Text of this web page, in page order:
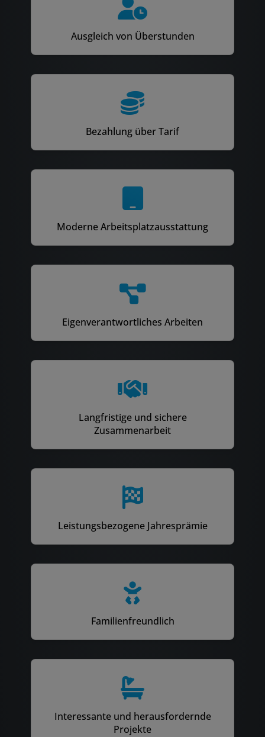
Ausgleich von Überstunden
Bezahlung über Tarif
Moderne Arbeitsplatzausstattung
Eigenverantwortliches Arbeiten
Langfristige und sichere
Zusammenarbeit
Leistungsbezogene Jahresprämie
Familienfreundlich
Interessante und herausfordernde
Projekte